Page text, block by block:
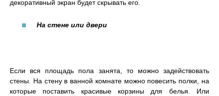
декоративный экран будет скрывать его.
На стене или двери
Если вся площадь пола занята, то можно задействовать
стены. На стену в ванной комнате можно повесить полки, на
которые поставить красивые корзины для белья. Или